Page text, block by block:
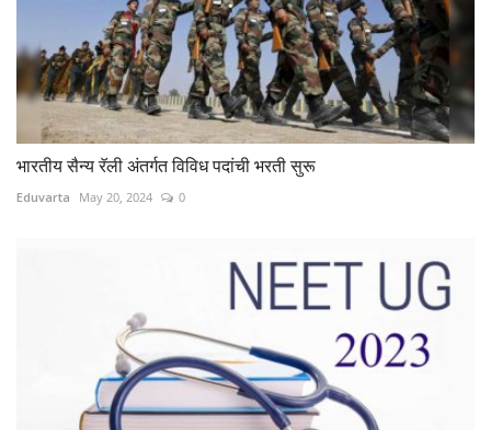
भारतीय सैन्य रॅली अंतर्गत विविध पदांची भरती सुरू
Eduvarta May 20, 2024 0